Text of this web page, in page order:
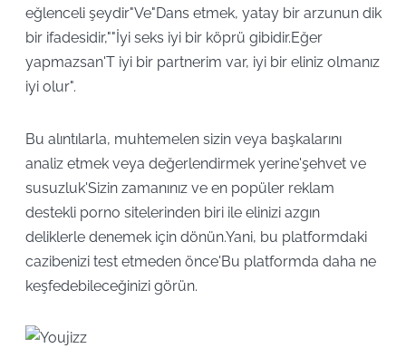
eğlenceli şeydir"Ve"Dans etmek, yatay bir arzunun dik
bir ifadesidir,""İyi seks iyi bir köprü gibidir.Eğer
yapmazsan'T iyi bir partnerim var, iyi bir eliniz olmanız
iyi olur".
Bu alıntılarla, muhtemelen sizin veya başkalarını
analiz etmek veya değerlendirmek yerine'şehvet ve
susuzluk'Sizin zamanınız ve en popüler reklam
destekli porno sitelerinden biri ile elinizi azgın
deliklerle denemek için dönün.Yani, bu platformdaki
cazibenizi test etmeden önce'Bu platformda daha ne
keşfedebileceğinizi görün.